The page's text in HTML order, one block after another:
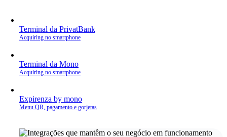
Terminal da PrivatBank
Acquiring no smartphone
Terminal da Mono
Acquiring no smartphone
Expirenza by mono
Menu QR, pagamento e gorjetas